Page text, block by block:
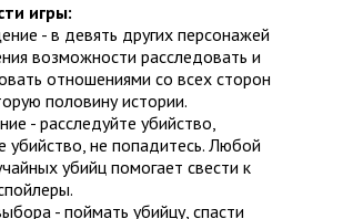
игры:
- в девять других персонажей
возможности расследовать и
отношениями со всех сторон
половину истории.
- расследуйте убийство,
убийство, не попадитесь. Любой
убийц помогает свести к
- поймать убийцу, спасти